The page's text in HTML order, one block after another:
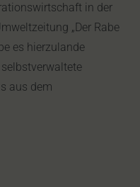
in der
„Der Rabe
es hierzulande
aus dem